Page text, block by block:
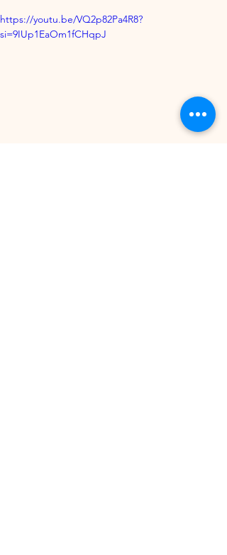
https://youtu.be/VQ2p82Pa4R8?
si=9IUp1EaOm1fCHqpJ